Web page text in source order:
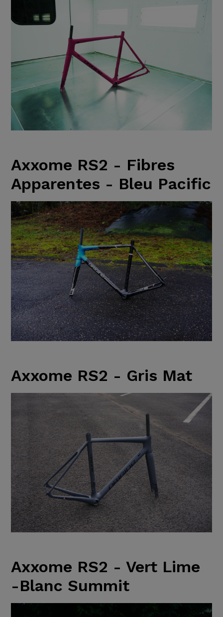
Axxome RS2 - Fibres
Apparentes - Bleu Pacific
Axxome RS2 - Gris Mat
Axxome RS2 - Vert Lime
-Blanc Summit